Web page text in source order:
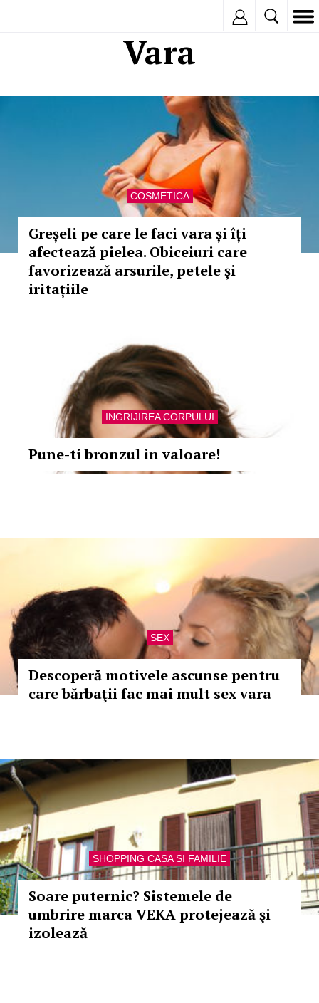
Vara
COSMETICA
Greșeli pe care le faci vara și îți
afectează pielea. Obiceiuri care
favorizează arsurile, petele și
iritațiile
INGRIJIREA CORPULUI
Pune-ti bronzul in valoare!
SEX
Descoperă motivele ascunse pentru
care bărbaţii fac mai mult sex vara
SHOPPING CASA SI FAMILIE
Soare puternic? Sistemele de
umbrire marca VEKA protejează şi
izolează